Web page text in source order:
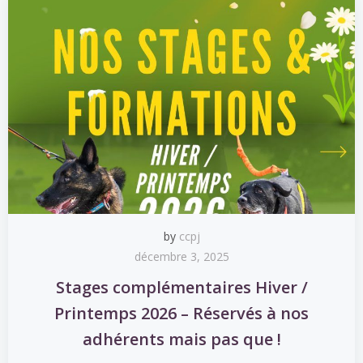
by ccpj
décembre 3, 2025
Stages complémentaires Hiver /
Printemps 2026 – Réservés à nos
adhérents mais pas que !